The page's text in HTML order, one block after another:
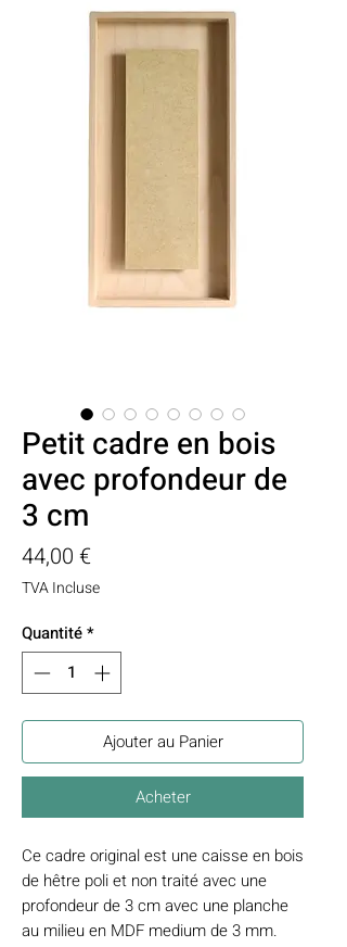
Petit cadre en bois
avec profondeur de
3 cm
44,00 €Prix
TVA Incluse
Quantité*
Ajouter au Panier
Acheter
Ce cadre original est une caisse en bois
de hêtre poli et non traité avec une
profondeur de 3 cm avec une planche
au milieu en MDF medium de 3 mm.